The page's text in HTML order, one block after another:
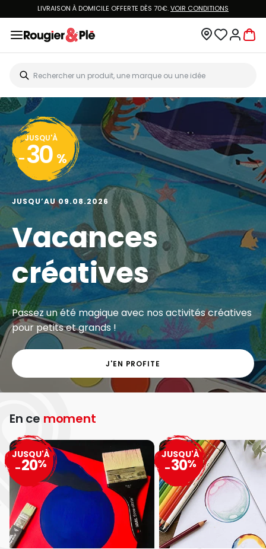
LIVRAISON À DOMICILE OFFERTE DÈS 70€.VOIR CONDITIONS
JUSQU'À
- 30 %
JUSQU’AU 09.08.2026
Vacances
créatives
Passez un été magique avec nos activités créatives
pour petits et grands !
J'EN PROFITE
En ce moment
JUSQU'À
-20%
JUSQU'À
-30%